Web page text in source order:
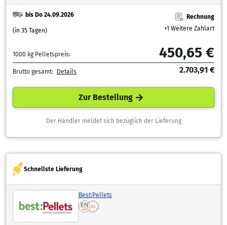
bis Do 24.09.2026
(in 35 Tagen)
Rechnung
+1 Weitere Zahlart
1000 kg Pelletspreis: 450,65 €
Brutto gesamt: Details 2.703,91 €
Zur Bestellung
Der Händler meldet sich bezüglich der Lieferung
Schnellste Lieferung
Best:Pellets